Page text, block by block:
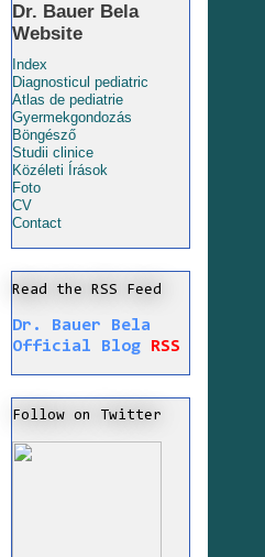
Dr. Bauer Bela
Website
Index
Diagnosticul pediatric
Atlas de pediatrie
Gyermekgondozás
Böngésző
Studii clinice
Közéleti Írások
Foto
CV
Contact
Read the RSS Feed
Dr. Bauer Bela
Official Blog
RSS
Follow on Twitter